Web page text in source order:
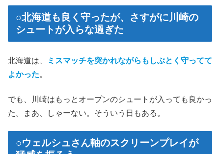
○北海道も良く守ったが、さすがに川崎の
シュートが入らな過ぎた
北海道は、
ミスマッチを突かれながらもしぶとく守ってて
よかった。
でも、川崎はもっとオープンのシュートが入っても良かっ
た。まあ、しゃーない。そういう日もある。
○ウェルシュさん軸のスクリーンプレイが